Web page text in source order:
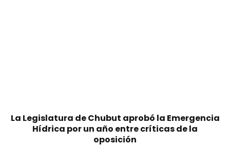
La Legislatura de Chubut aprobó la Emergencia
Hídrica por un año entre críticas de la
oposición